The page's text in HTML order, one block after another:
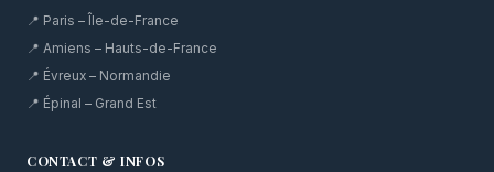
📍 Paris – Île-de-France
📍 Amiens – Hauts-de-France
📍 Évreux – Normandie
📍 Épinal – Grand Est
CONTACT & INFOS